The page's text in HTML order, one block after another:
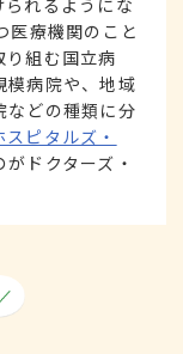
れるようにな
医療機関のこと
り組む国立病
模病院や、地域
などの種類に分
ピタルズ・
ドクターズ・